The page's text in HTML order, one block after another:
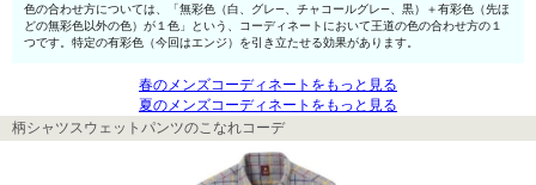
色の合わせ方については、「無彩色（白、グレ—、チャコールグレ—、黒）＋有彩色（先ほ
どの無彩色以外の色）が１色」という、コーディネートにおいて王道の色の合わせ方の１
つです。特定の有彩色（今回はエンジ）を引き立たせる効果があります。
春のメンズコーディネートをもっと見る
夏のメンズコーディネートをもっと見る
柄シャツスウェットパンツのこなれコーデ